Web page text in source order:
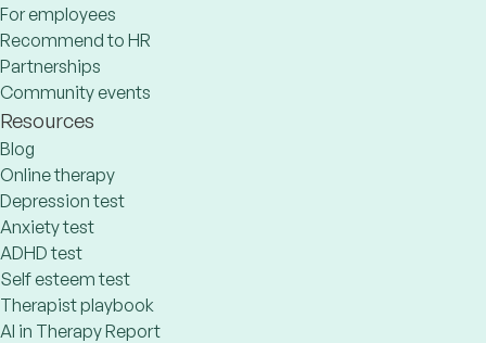
For employees
Recommend to HR
Partnerships
Community events
Resources
Blog
Online therapy
Depression test
Anxiety test
ADHD test
Self esteem test
Therapist playbook
AI in Therapy Report